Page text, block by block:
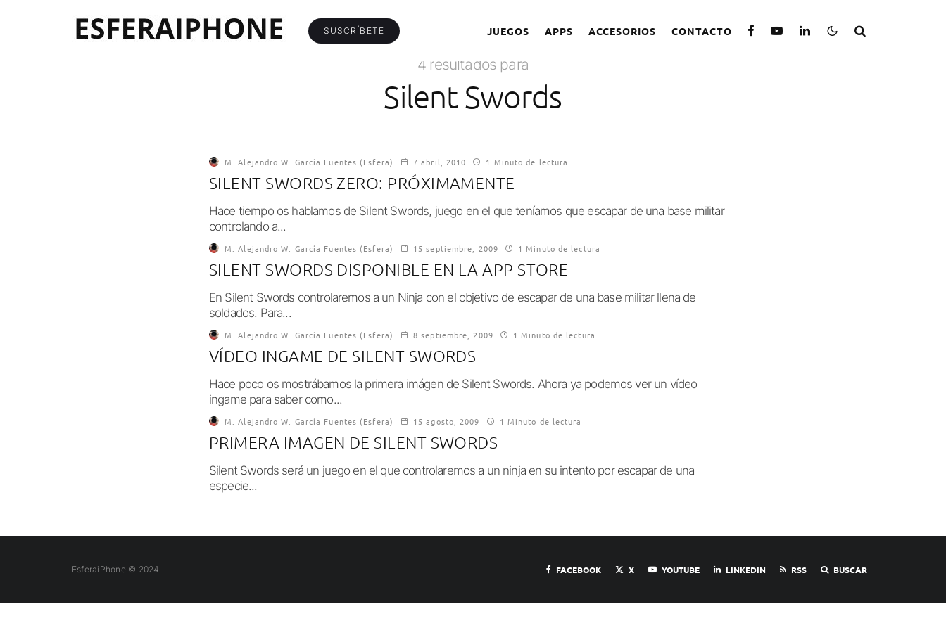
SUSCRÍBETE JUEGOS APPS ACCESORIOS CONTACTO
4 resultados para
Silent Swords
M. Alejandro W. García Fuentes (Esfera) 7 abril, 2010 1 Minuto de lectura
SILENT SWORDS ZERO: PRÓXIMAMENTE
Hace tiempo os hablamos de Silent Swords, juego en el que teníamos que escapar de una base militar
controlando a...
M. Alejandro W. García Fuentes (Esfera) 15 septiembre, 2009 1 Minuto de lectura
SILENT SWORDS DISPONIBLE EN LA APP STORE
En Silent Swords controlaremos a un Ninja con el objetivo de escapar de una base militar llena de
soldados. Para...
M. Alejandro W. García Fuentes (Esfera) 8 septiembre, 2009 1 Minuto de lectura
VÍDEO INGAME DE SILENT SWORDS
Hace poco os mostrábamos la primera imágen de Silent Swords. Ahora ya podemos ver un vídeo
ingame para saber como...
M. Alejandro W. García Fuentes (Esfera) 15 agosto, 2009 1 Minuto de lectura
PRIMERA IMAGEN DE SILENT SWORDS
Silent Swords será un juego en el que controlaremos a un ninja en su intento por escapar de una
especie...
EsferaiPhone © 2024 FACEBOOK X YOUTUBE LINKEDIN RSS BUSCAR